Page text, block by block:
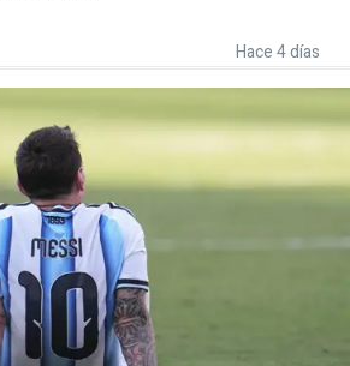
Hace 4 días